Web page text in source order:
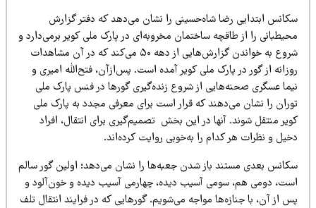
ابتدایی رضا شاه‌حسینی را نشان می‌دهد که دفتر گزارش
را از طاقچه ساختمان مخروبه‌ای در پارک ملی کویر برمی‌دارد و
شروع به خواندن گزارش‌هایی از دهه ۵۰ می‌کند که در آن مشاهدات
از گور در پارک ملی کویر آمده است. پس‌ازآن، فتح‌الله امیری و
عسگری صحنه‌هایی از شروع زنده‌گیری گورها در فنس پارک ملی
را نشان می‌دهند که قرار است برای معرفی مجدد به پارک ملی
منتقل شوند. آنها در این بخش تصمیم‌گیری برای انتقال‌، افراد
و نظرات هر کدام را به‌خوبی روایت کرده‌اند.
بعدی مستند باز شدن جعبه‌ها را نشان می‌دهد؛ اولین گور سالم
دومی هم، سومی آسیب دیده، چهارمی آسیب دیده و خون‌آلود و
از آن، با جنازه‌ها مواجه می‌شویم. گورهایی که در فرایند انتقال تلف